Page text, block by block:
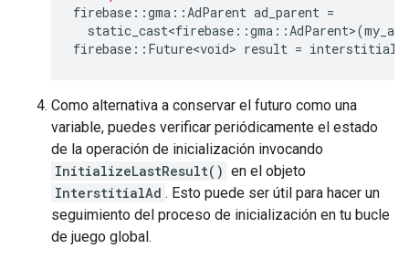
firebase ::gma ::AdParent ad_parent =
static_cast<firebase ::gma ::AdParent>(
firebase :: Future<void> result =
Como alternativa a conservar el futuro como una
variable, puedes verificar periódicamente el estado
de la operación de inicialización invocando
InitializeLastResult() en el objeto
InterstitialAd . Esto puede ser útil para hacer un
seguimiento del proceso de inicialización en tu bucle
de juego global.